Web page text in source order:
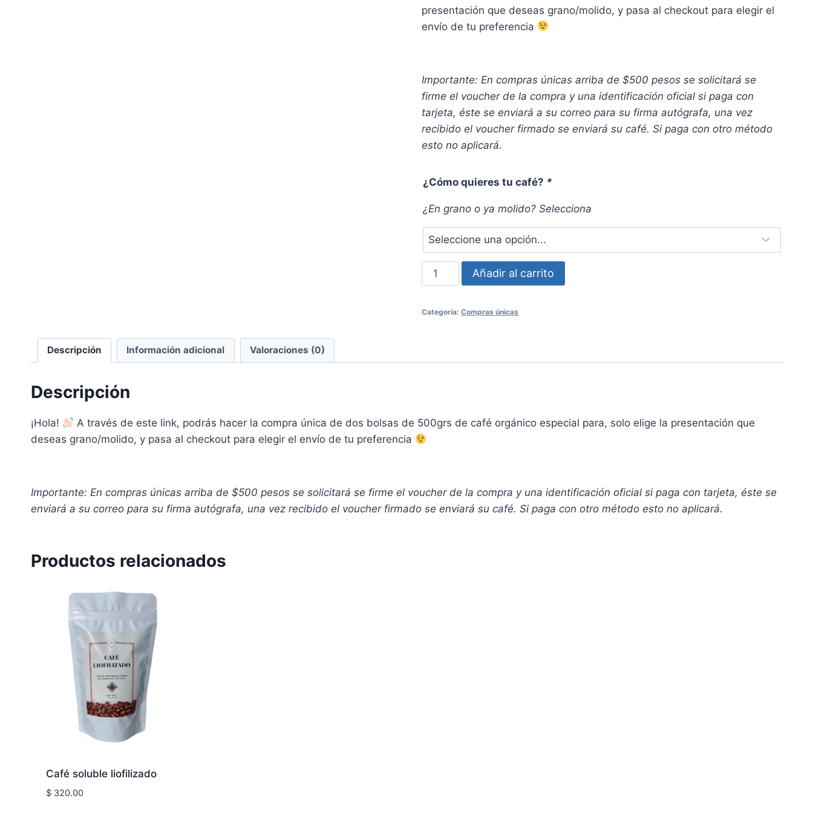
presentación que deseas grano/molido, y pasa al checkout para elegir el
envío de tu preferencia
Importante: En compras únicas arriba de $500 pesos se solicitará se
firme el voucher de la compra y una identificación oficial si paga con
tarjeta, éste se enviará a su correo para su firma autógrafa, una vez
recibido el voucher firmado se enviará su café. Si paga con otro método
esto no aplicará.
¿Cómo quieres tu café? *
¿En grano o ya molido? Selecciona
Compra
única
2
500
orgánico
especial
cantidad
Añadir al carrito
Categoría: Compras únicas
Descripción Información adicional Valoraciones (0)
Descripción
¡Hola!
A través de este link, podrás hacer la compra única de dos bolsas de 500grs de café orgánico especial para, solo elige la presentación que
deseas grano/molido, y pasa al checkout para elegir el envío de tu preferencia
Importante: En compras únicas arriba de $500 pesos se solicitará se firme el voucher de la compra y una identificación oficial si paga con tarjeta, éste se
enviará a su correo para su firma autógrafa, una vez recibido el voucher firmado se enviará su café. Si paga con otro método esto no aplicará.
Productos relacionados
Café soluble liofilizado
$320.00